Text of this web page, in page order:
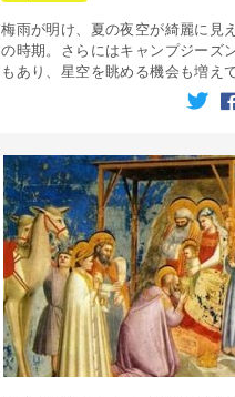
梅雨が明け、夏の夜空が綺麗に見
の時期。さらにはキャンプジーズ
もあり、星空を眺める機会も増え
のではないでしょうか？！ そんな
空を眺める時に醍醐味を感じるひ
[…]